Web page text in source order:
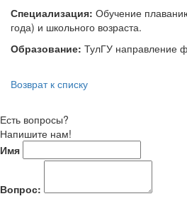
Специализация: Обучение
года) и школьного возраста.
Образование: ТулГУ направление
Возврат к списку
Есть вопросы?
Напишите нам!
Имя
Вопрос: